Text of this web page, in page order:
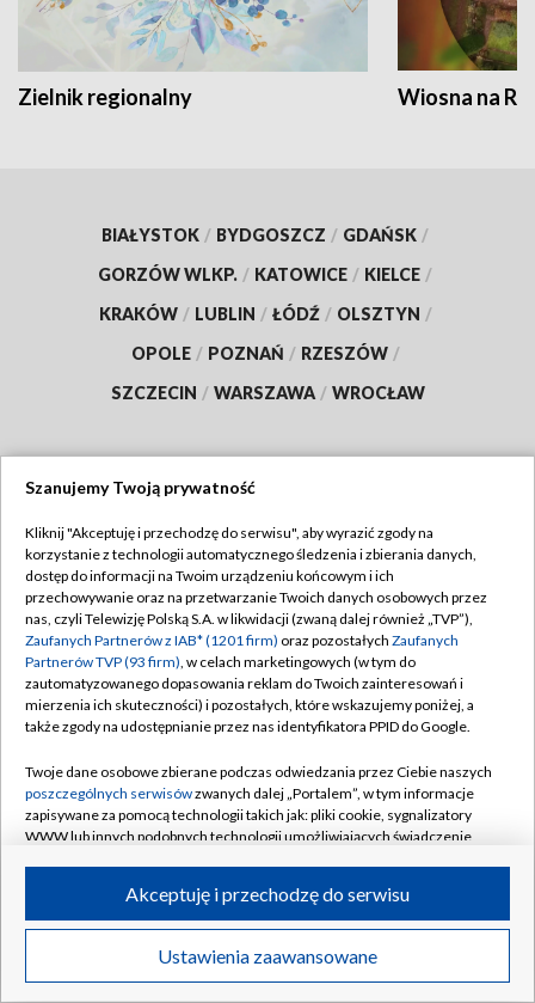
Zielnik regionalny Wiosna na
BIAŁYSTOK / BYDGOSZCZ / GDAŃSK /
GORZÓW WLKP. / KATOWICE / KIELCE /
KRAKÓW / LUBLIN / ŁÓDŹ / OLSZTYN /
OPOLE / POZNAŃ / RZESZÓW /
SZCZECIN / WARSZAWA / WROCŁAW
TVP
Abonament TVP
Emisja w TVP
Centrum informacji TVP
Naziemna Telewizja Cyfrowa
Rada Programowa
System NOS
Informacje o nadawcy
Program dla prasy
Ogłoszenie przetargowe
Regulamin TVP
Polityka prywatności
Moje zgody
Pomoc
Kontakt
Kanały
©2026 Telewizja Polska S.A. w likwidacji
Szanujemy Twoją prywatność
Kliknij "Akceptuję i przechodzę do serwisu", aby wyrazić zgody na
korzystanie z technologii automatycznego śledzenia i zbierania danych,
dostęp do informacji na Twoim urządzeniu końcowym i ich
przechowywanie oraz na przetwarzanie Twoich danych osobowych przez
nas, czyli Telewizję Polską S.A. w likwidacji (zwaną dalej również „TVP”),
Zaufanych Partnerów z IAB* (1201 firm) oraz pozostałych Zaufanych
Partnerów TVP (93 firm), w celach marketingowych (w tym do
zautomatyzowanego dopasowania reklam do Twoich zainteresowań i
mierzenia ich skuteczności) i pozostałych, które wskazujemy poniżej, a
także zgody na udostępnianie przez nas identyfikatora PPID do Google.
Twoje dane osobowe zbierane podczas odwiedzania przez Ciebie naszych
poszczególnych serwisówzwanych dalej „Portalem”, w tym informacje
zapisywane za pomocą technologii takich jak: pliki cookie, sygnalizatory
WWW lub innych podobnych technologii umożliwiających świadczenie
ruchu w Internecie.
Twoje dane osobowe zbierane podczas odwiedzania przez Ciebie
poszczególnych serwisówna Portalu, takie jak adresy IP, identyfikatory
Ustawienia zaawansowane
Akceptuję i przechodzę do serwisu